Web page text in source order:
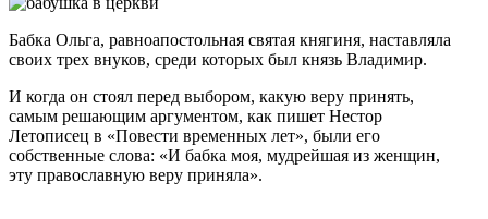
Бабка Ольга, равноапостольная святая княгиня, наставляла
своих трех внуков, среди которых был князь Владимир.
И когда он стоял перед выбором, какую веру принять,
самым решающим аргументом, как пишет Нестор
Летописец в «Повести временных лет», были его
собственные слова: «И бабка моя, мудрейшая из женщин,
эту православную веру приняла».